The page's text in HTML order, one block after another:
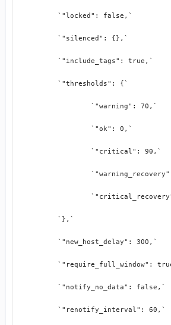
	`"locked": false,`
	`"silenced": {},`
	`"include_tags": true,`
	`"thresholds": {`
		`"warning": 70,`
		`"ok": 0,`
		`"critical": 90,`
	`},`
	`"new_host_delay": 300,`
`"require_full_window":
	`"notify_no_data": false,`
	`"renotify_interval": 60,`